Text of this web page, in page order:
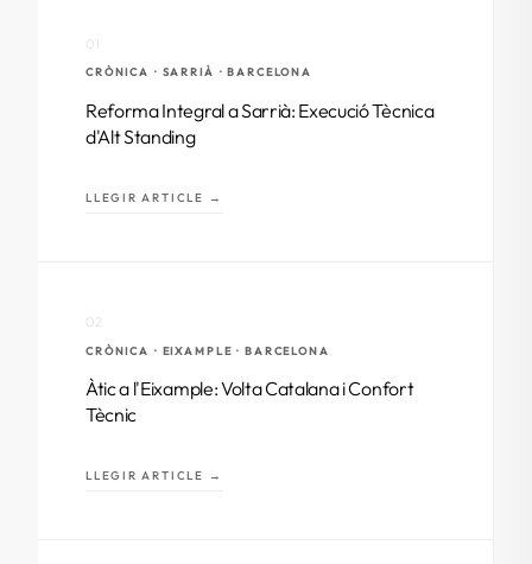
01
CRÒNICA · SARRIÀ · BARCELONA
Reforma Integral a Sarrià: Execució Tècnica
d'Alt Standing
LLEGIR ARTICLE →
02
CRÒNICA · EIXAMPLE · BARCELONA
Àtic a l'Eixample: Volta Catalana i Confort
Tècnic
LLEGIR ARTICLE →